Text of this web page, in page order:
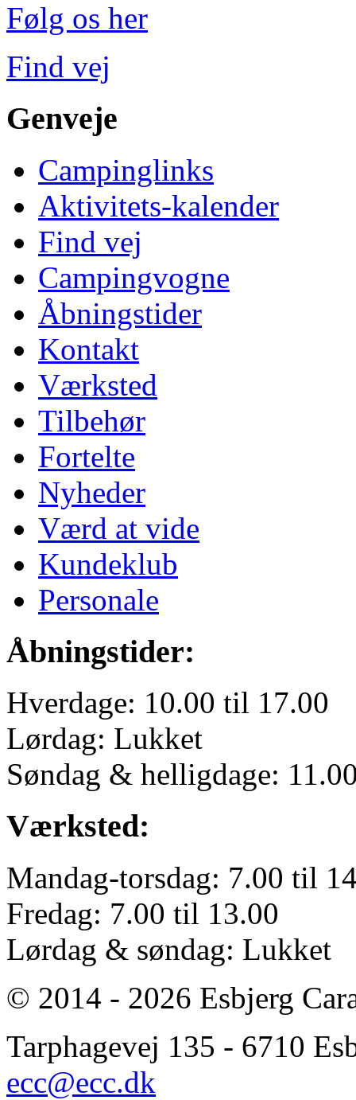
Følg os her
Find vej
Genveje
Campinglinks
Aktivitets-kalender
Find vej
Campingvogne
Åbningstider
Kontakt
Værksted
Tilbehør
Fortelte
Nyheder
Værd at vide
Kundeklub
Personale
Åbningstider:
Hverdage: 10.00 til 17.00
Lørdag: Lukket
Søndag & helligdage:
Værksted:
Mandag-torsdag: 7.00 til
Fredag: 7.00 til 13.00
Lørdag & søndag: Lukket
© 2014 - 2026 Esbjerg
Tarphagevej 135 - 6710
ecc@ecc.dk